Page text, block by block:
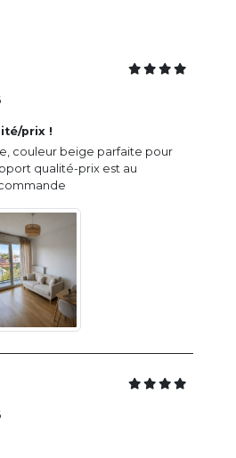
prix !
couleur beige parfaite pour
qualité-prix est au